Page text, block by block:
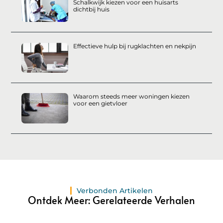
Schalkwijk kiezen voor een huisarts
dichtbij huis
Effectieve hulp bij rugklachten en nekpijn
Waarom steeds meer woningen kiezen
voor een gietvloer
Verbonden Artikelen
Ontdek Meer: Gerelateerde Verhalen